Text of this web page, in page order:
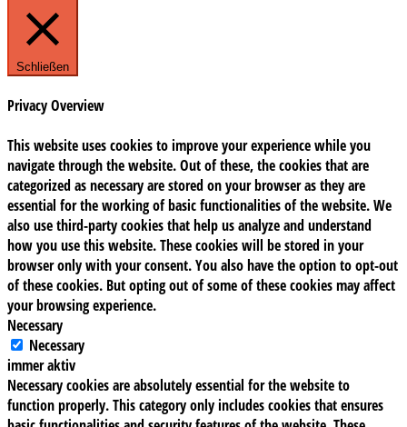
Schließen
Privacy Overview
This website uses cookies to improve your experience while you
navigate through the website. Out of these, the cookies that are
categorized as necessary are stored on your browser as they are
essential for the working of basic functionalities of the website. We
also use third-party cookies that help us analyze and understand
how you use this website. These cookies will be stored in your
browser only with your consent. You also have the option to opt-out
of these cookies. But opting out of some of these cookies may affect
your browsing experience.
Necessary
Necessary
immer aktiv
Necessary cookies are absolutely essential for the website to
function properly. This category only includes cookies that ensures